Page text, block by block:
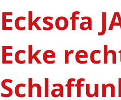
Ecksofa
Ecke